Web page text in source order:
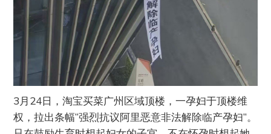
3月24日，淘宝买菜广州区域顶楼，一孕妇于顶楼维
权，拉出条幅“强烈抗议阿里恶意非法解除临产孕妇”。